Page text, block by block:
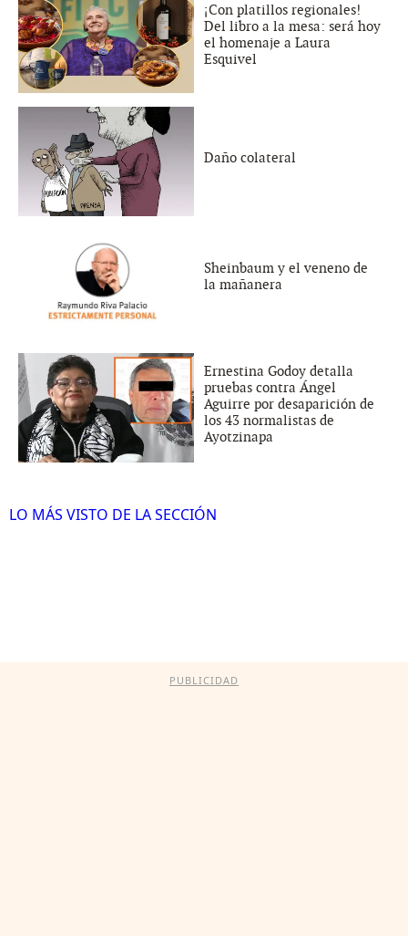
¡Con platillos regionales!
Del libro a la mesa: será hoy
el homenaje a Laura
Esquivel
Daño colateral
Sheinbaum y el veneno de
la mañanera
Ernestina Godoy detalla
pruebas contra Ángel
Aguirre por desaparición de
los 43 normalistas de
Ayotzinapa
LO MÁS VISTO DE LA SECCIÓN
PUBLICIDAD